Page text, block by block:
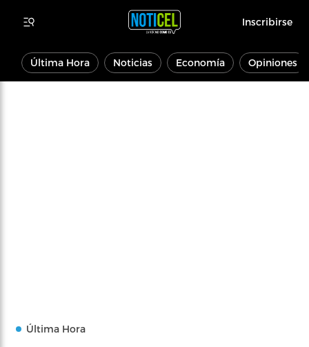
Inscribirse
Última Hora Noticias Economía Opiniones
Última Hora